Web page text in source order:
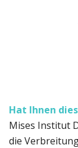
Hat Ihnen
Mises Institut
die